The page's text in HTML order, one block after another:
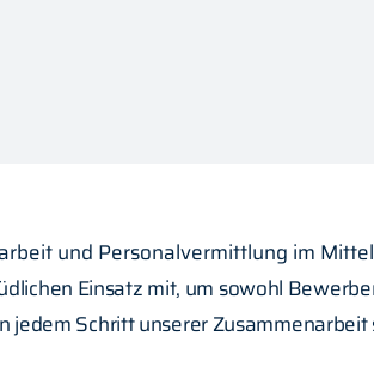
und Personalvermittlung im
Einsatz mit, um sowohl
jedem Schritt unserer Zusammenarbeit